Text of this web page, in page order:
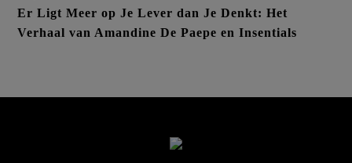
Er Ligt Meer op Je Lever dan Je Denkt: Het
Verhaal van Amandine De Paepe en Insentials